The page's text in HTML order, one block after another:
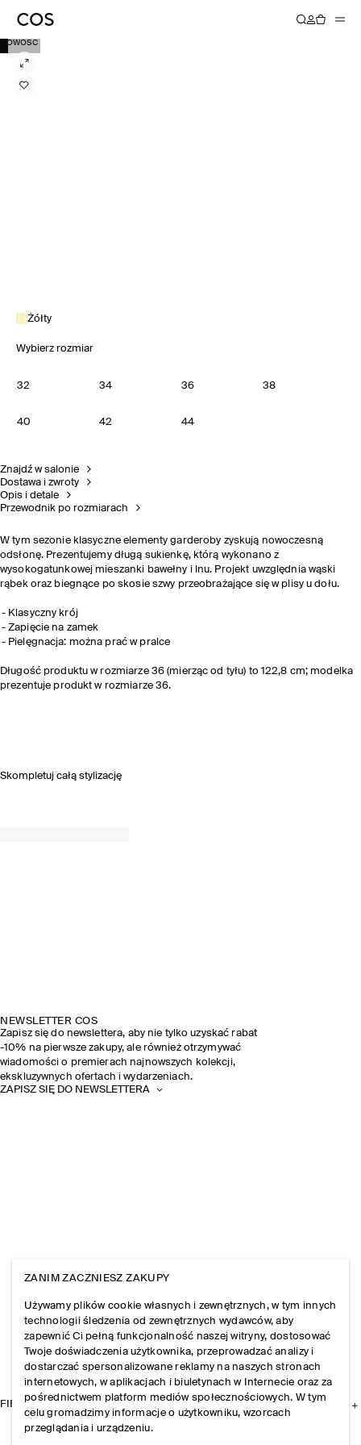
NOWOŚĆ
Żółty
Wybierz rozmiar
32 34 36 38
40 42 44
Znajdź w salonie
Dostawa i zwroty
Opis i detale
Przewodnik po rozmiarach
W tym sezonie klasyczne elementy garderoby zyskują nowoczesną
odsłonę. Prezentujemy długą sukienkę, którą wykonano z
wysokogatunkowej mieszanki bawełny i lnu. Projekt uwzględnia wąski
rąbek oraz biegnące po skosie szwy przeobrażające się w plisy u dołu.
Klasyczny krój
Zapięcie na zamek
Pielęgnacja: można prać w pralce
Długość produktu w rozmiarze 36 (mierząc od tyłu) to 122,8 cm; modelka
prezentuje produkt w rozmiarze 36.
Skompletuj całą stylizację
NEWSLETTER COS
Zapisz się do newslettera, aby nie tylko uzyskać rabat
-10% na pierwsze zakupy, ale również otrzymywać
wiadomości o premierach najnowszych kolekcji,
ekskluzywnych ofertach i wydarzeniach.
ZAPISZ SIĘ DO NEWSLETTERA
FIRMA
ZANIM ZACZNIESZ ZAKUPY
Używamy plików cookie własnych i zewnętrznych, w tym innych
technologii śledzenia od zewnętrznych wydawców, aby
zapewnić Ci pełną funkcjonalność naszej witryny, dostosować
Twoje doświadczenia użytkownika, przeprowadzać analizy i
dostarczać spersonalizowane reklamy na naszych stronach
internetowych, w aplikacjach i biuletynach w Internecie oraz za
pośrednictwem platform mediów społecznościowych. W tym
celu gromadzimy informacje o użytkowniku, wzorcach
przeglądania i urządzeniu.